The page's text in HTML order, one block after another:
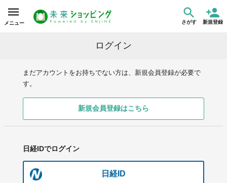
メニュー さがす 新規登録
ログイン
まだアカウントをお持ちでない方は、新規会員登録が必要で
す。
新規会員登録はこちら
日経IDでログイン
日経ID